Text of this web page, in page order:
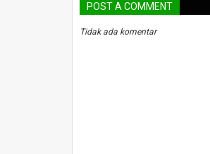
POST A COMMENT
Tidak ada komentar